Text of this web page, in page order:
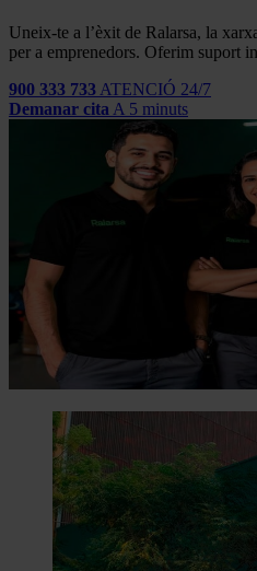
Uneix-te a l’èxit de Ralarsa, la
per a emprenedors. Oferim suport
900 333 733 ATENCIÓ 24/7
Demanar cita A 5 minuts